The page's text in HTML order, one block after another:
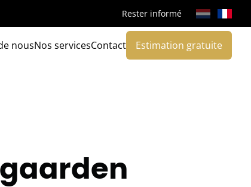
Rester informé
nousNos servicesContact Estimation gratuite